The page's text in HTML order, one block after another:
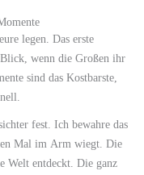
legen. Das erste
wenn die Großen ihr
sind das Kostbarste,
fest. Ich bewahre das
Mal im Arm wiegt. Die
Welt entdeckt. Die ganz